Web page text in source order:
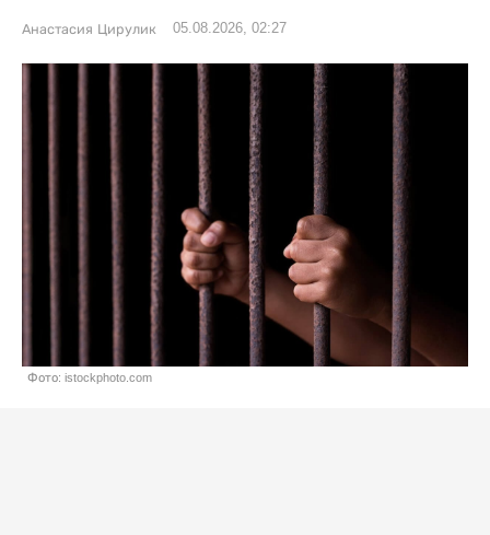
Анастасия Цирулик 05.08.2026, 02:27
Фото: istockphoto.com